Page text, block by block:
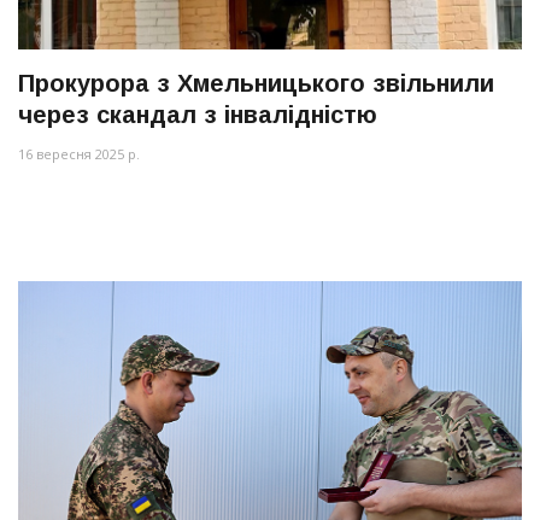
Прокурора з Хмельницького звільнили
через скандал з інвалідністю
16 вересня 2025 р.